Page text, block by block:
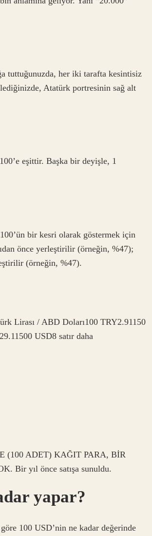
tuttuğunuzda, her iki tarafta kesintisiz
Atatürk portresinin sağ alt
eşittir. Başka bir deyişle, 1
bir kesri olarak göstermek için
önce yerleştirilir (örneğin, %47);
(örneğin, %47).
Lirası / ABD Doları100 TRY2.91150
USD8 satır daha
(100 ADET) KAĞIT PARA, BİR
Bir yıl önce satışa sunuldu.
yapar?
100 USD’nin ne kadar değerinde